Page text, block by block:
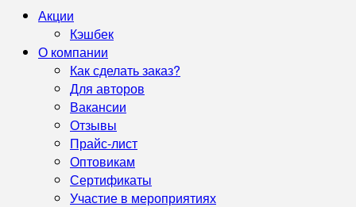
Акции
Кэшбек
О компании
Как сделать заказ?
Для авторов
Вакансии
Отзывы
Прайс-лист
Оптовикам
Сертификаты
Участие в мероприятиях